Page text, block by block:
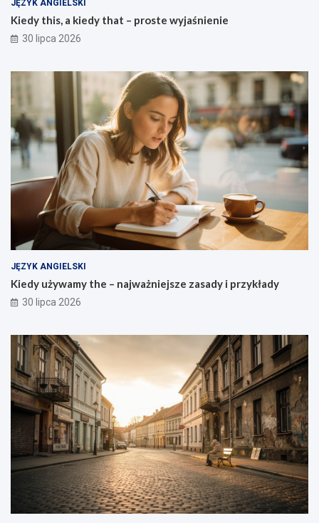
JĘZYK ANGIELSKI
Kiedy this, a kiedy that – proste wyjaśnienie
30 lipca 2026
JĘZYK ANGIELSKI
Kiedy używamy the – najważniejsze zasady i przykłady
30 lipca 2026